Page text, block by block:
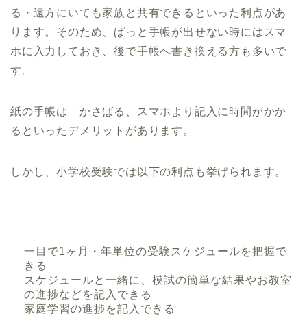
る・遠方にいても家族と共有できるといった利点があ
ります。そのため、ぱっと手帳が出せない時にはスマ
ホに入力しておき、後で手帳へ書き換える方も多いで
す。
紙の手帳は かさばる、スマホより記入に時間がかか
るといったデメリットがあります。
しかし、小学校受験では以下の利点も挙げられます。
一目で1ヶ月・年単位の受験スケジュールを把握で
きる
スケジュールと一緒に、模試の簡単な結果やお教室
の進捗などを記入できる
家庭学習の進捗を記入できる
立教小学校
学習院初等科
東京農業大学稲花小学校
京都聖母学院小学校
学校
ノートルダム学院小学校
京都女子大学附属小学校
洛南高等学校附属小学校
福岡県